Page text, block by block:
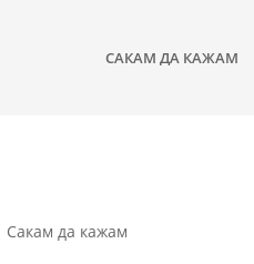
САКАМ ДА КАЖАМ
Сакам да кажам